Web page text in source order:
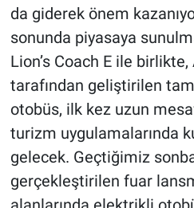
da giderek önem
sonunda piyasaya
Lion’s Coach E ile
tarafından geliştirilen
otobüs, ilk kez uzun
turizm uygulamalarında
gelecek. Geçtiğimiz
gerçekleştirilen fuar